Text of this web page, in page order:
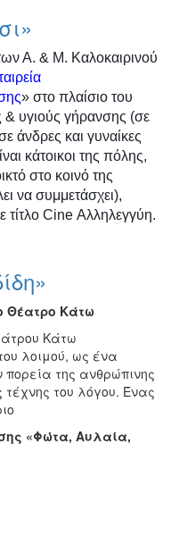
Α. & Μ. Καλοκαιρινού
» στο πλαίσιο του
υγιούς γήρανσης (σε
άνδρες και γυναίκες
κάτοικοι της πόλης,
στο κοινό της
να συμμετάσχει),
τίτλο Cine Αλληλεγγύη.
Θέατρο Κάτω
Κάτω
λοιμού, ως ένα
της ανθρώπινης
του λόγου. Ένας
«Φώτα, Αυλαία,